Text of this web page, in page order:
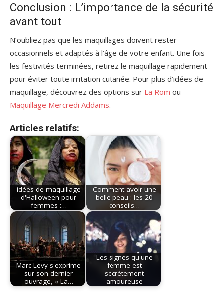
Conclusion : L’importance de la sécurité
avant tout
N’oubliez pas que les maquillages doivent rester
occasionnels et adaptés à l’âge de votre enfant. Une fois
les festivités terminées, retirez le maquillage rapidement
pour éviter toute irritation cutanée. Pour plus d’idées de
maquillage, découvrez des options sur La Rom ou
Maquillage Mercredi Addams.
Articles relatifs:
idées de maquillage
d'Halloween pour
femmes :…
Comment avoir une
belle peau : les 20
conseils…
Marc Levy s'exprime
sur son dernier
ouvrage, « La…
Les signes qu'une
femme est
secrètement
amoureuse